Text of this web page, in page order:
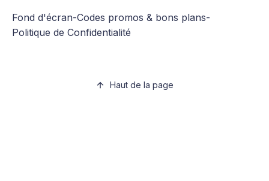
Fond d'écran-Codes promos & bons plans-
Politique de Confidentialité
Haut de la page